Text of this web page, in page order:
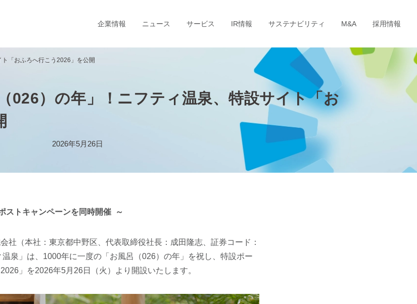
企業情報 ニュース サービス IR情報 サステナビリティ M&A 採用情報
「おふろへ行こう2026」を公開
026）の年」！ニフティ温泉、特設サイト「お
2026年5月26日
ストキャンペーンを同時開催 ～
社（本社：東京都中野区、代表取締役社長：成田隆志、証券コード：
泉」は、1000年に一度の「お風呂（026）の年」を祝し、特設ポー
」を2026年5月26日（火）より開設いたします。